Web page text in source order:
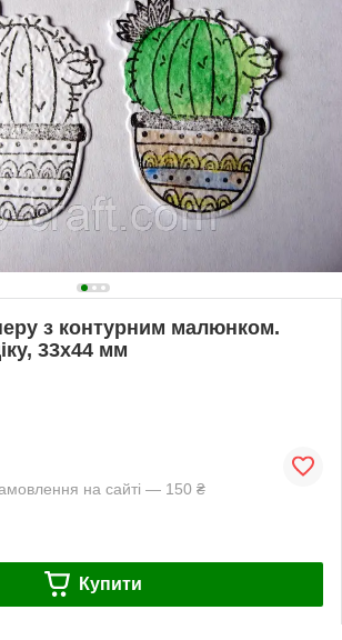
з контурним малюнком.
33х44 мм
на сайті — 150 ₴
Купити